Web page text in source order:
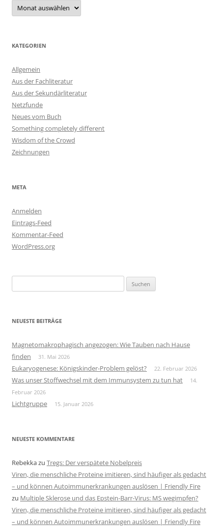
Archiv
KATEGORIEN
Allgemein
Aus der Fachliteratur
Aus der Sekundärliteratur
Netzfunde
Neues vom Buch
Something completely different
Wisdom of the Crowd
Zeichnungen
META
Anmelden
Eintrags-Feed
Kommentar-Feed
WordPress.org
nach:
NEUESTE BEITRÄGE
Magnetomakrophagisch angezogen: Wie Tauben nach Hause
finden
31. Mai 2026
Eukaryogenese: Königskinder-Problem gelöst? 22. Februar 2026
Was unser Stoffwechsel mit dem Immunsystem zu tun hat
14.
Februar 2026
Lichtgruppe 15. Januar 2026
NEUESTE KOMMENTARE
Rebekkazu Tregs: Der verspätete Nobelpreis
Viren, die menschliche Proteine imitieren, sind häufiger als gedacht
– und können Autoimmunerkrankungen auslösen | Friendly Fire
zu Multiple Sklerose und das Epstein-Barr-Virus: MS wegimpfen?
Viren, die menschliche Proteine imitieren, sind häufiger als gedacht
– und können Autoimmunerkrankungen auslösen | Friendly Fire